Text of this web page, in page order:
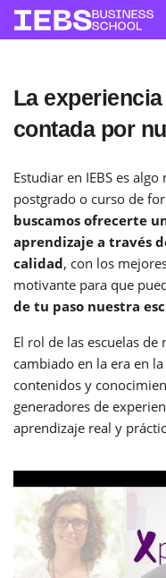
La
contada por
Estudiar en IEBS es
postgrado o curso de
buscamos ofrecerte
aprendizaje a través
calidad, con los
motivante para que
de tu paso nuestra
El rol de las escuelas
cambiado en la era en
contenidos y
generadores de
aprendizaje real y